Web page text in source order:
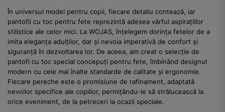
În universul modei pentru copii, fiecare detaliu contează, iar
pantofii cu toc pentru fete reprezintă adesea vârful aspirațiilor
stilistice ale celor mici. La WOJAS, înțelegem dorința fetelor de a
imita eleganța adulților, dar și nevoia imperativă de confort și
siguranță în dezvoltarea lor. De aceea, am creat o selecție de
pantofi cu toc special concepuți pentru fete, îmbinând designul
modern cu cele mai înalte standarde de calitate și ergonomie.
Fiecare pereche este o promisiune de rafinament, adaptată
nevoilor specifice ale copiilor, permițându-le să strălucească la
orice eveniment, de la petreceri la ocazii speciale.